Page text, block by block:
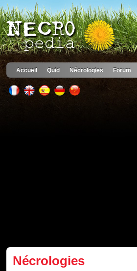
Accueil Quid Nécrologies Forum
Nécrologies